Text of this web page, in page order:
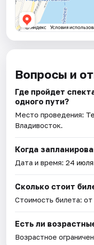
Вопросы и
Где пройдет
одного пути?
Место проведения:
Владивосток.
Когда
Дата и время:24
Сколько стоит
Стоимость билета:
Есть ли
Возрастное